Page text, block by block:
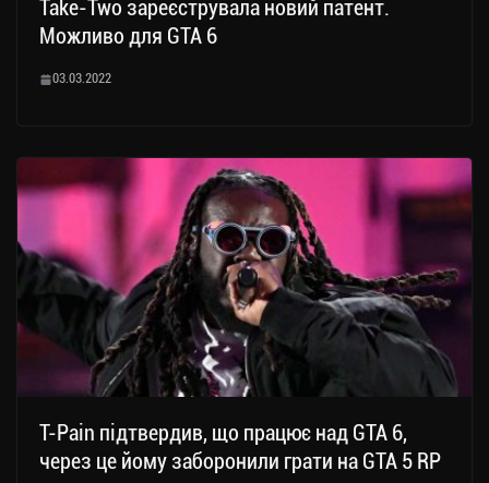
Take-Two зареєструвала новий патент.
Можливо для GTA 6
03.03.2022
T-Pain підтвердив, що працює над GTA 6,
через це йому заборонили грати на GTA 5 RP